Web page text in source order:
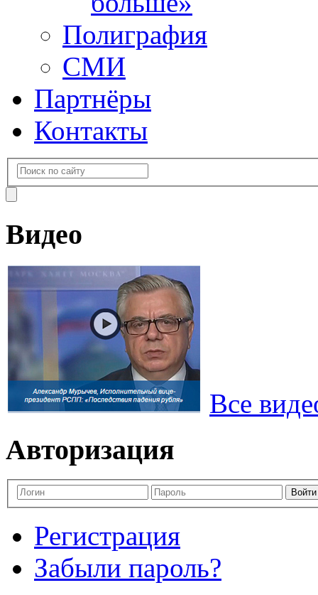
Полиграфия
СМИ
Партнёры
Контакты
Видео
Все
Авторизация
Регистрация
Забыли пароль?